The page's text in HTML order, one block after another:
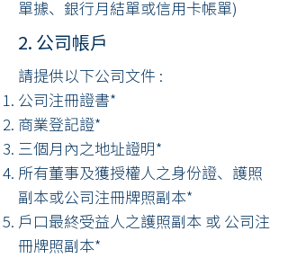
單據、銀行月結單或信用卡帳單)
2. 公司帳戶
請提供以下公司文件 :
公司注冊證書*
商業登記證*
三個月內之地址證明*
所有董事及獲授權人之身份證、護照
副本或公司注冊牌照副本*
戶口最終受益人之護照副本 或 公司注
冊牌照副本*